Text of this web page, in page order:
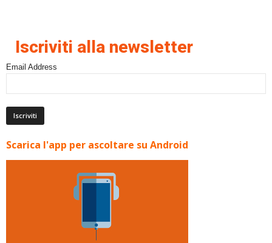
Iscriviti alla newsletter
Email Address
Scarica l'app per ascoltare su Android